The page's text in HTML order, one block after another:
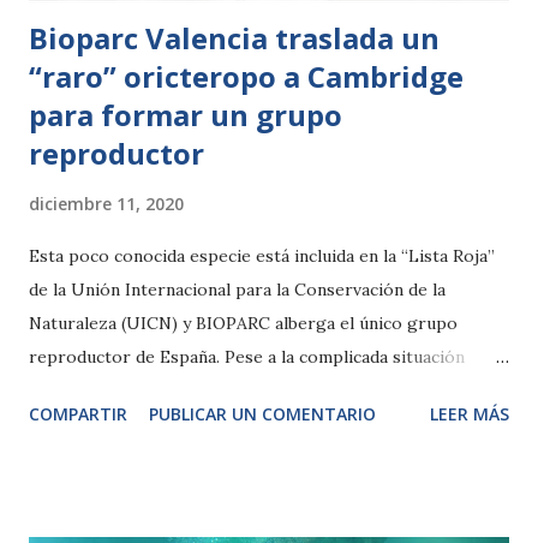
Bioparc Valencia traslada un
“raro” oricteropo a Cambridge
para formar un grupo
reproductor
diciembre 11, 2020
Esta poco conocida especie está incluida en la “Lista Roja”
de la Unión Internacional para la Conservación de la
Naturaleza (UICN) y BIOPARC alberga el único grupo
reproductor de España. Pese a la complicada situación
conservación y el joven macho ha sido trasladado al Reino
COMPARTIR PUBLICAR UN COMENTARIO LEER MÁS